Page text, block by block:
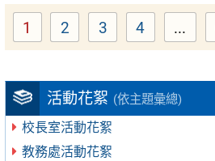
活動花絮 (依主題彙總)
校長室活動花絮
教務處活動花絮
Page
1 Page
2 Page
3 Page
4 ...